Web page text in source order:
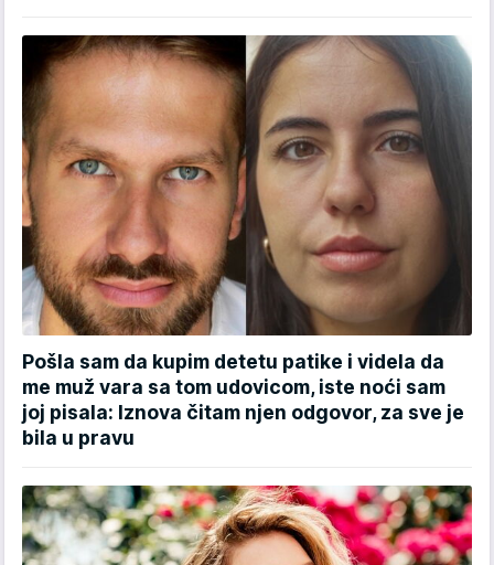
Pošla sam da kupim detetu patike i videla da
me muž vara sa tom udovicom, iste noći sam
joj pisala: Iznova čitam njen odgovor, za sve je
bila u pravu